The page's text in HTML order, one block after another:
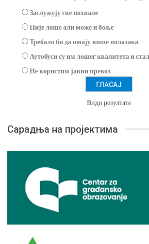
Заслужују све похвале
Није лоше али може и боље
Требало би да имају више полазака
Аутобуси су им лошег квалитета и
Не користим јавни превоз
Види резултате
Сарадња на пројектима